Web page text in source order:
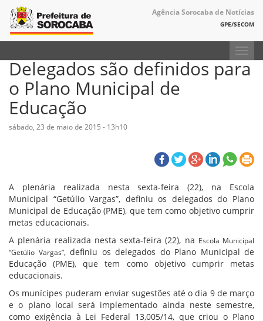
Agência Sorocaba de Notícias
GPE/SECOM
Delegados são definidos para
o Plano Municipal de
Educação
sábado, 23 de maio de 2015 - 13h10
A plenária realizada nesta sexta-feira (22), na Escola
Municipal “Getúlio Vargas”, definiu os delegados do Plano
Municipal de Educação (PME), que tem como objetivo cumprir
metas educacionais.
A plenária realizada nesta sexta-feira (22), na Escola Municipal
“Getúlio Vargas”, definiu os delegados do Plano Municipal de
Educação (PME), que tem como objetivo cumprir metas
educacionais.
Os munícipes puderam enviar sugestões até o dia 9 de março
e o plano local será implementado ainda neste semestre,
como exigência à Lei Federal 13,005/14, que criou o Plano